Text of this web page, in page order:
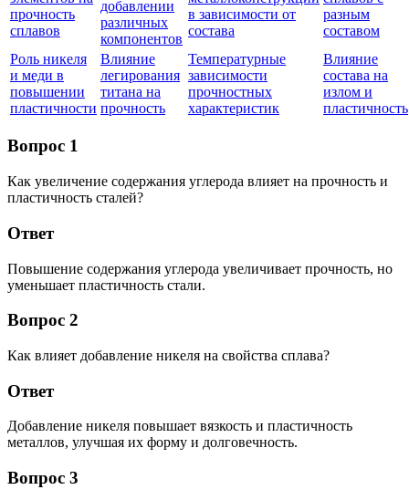
прочность
сплавов
добавлении
различных
компонентов
в зависимости от
состава
разным
составом
Роль никеля
и меди в
повышении
пластичности
Влияние
легирования
титана на
прочность
Температурные
зависимости
прочностных
характеристик
Влияние
состава на
излом и
пластичность
Вопрос 1
Как увеличение содержания углерода влияет на прочность и
пластичность сталей?
Ответ
Повышение содержания углерода увеличивает прочность, но
уменьшает пластичность стали.
Вопрос 2
Как влияет добавление никеля на свойства сплава?
Ответ
Добавление никеля повышает вязкость и пластичность
металлов, улучшая их форму и долговечность.
Вопрос 3